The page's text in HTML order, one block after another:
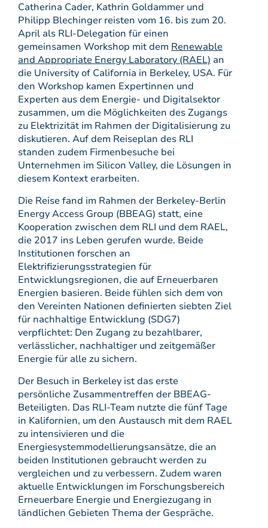
Catherina Cader, Kathrin Goldammer und
Philipp Blechinger reisten vom 16. bis zum 20.
April als RLI-Delegation für einen
gemeinsamen Workshop mit dem Renewable
and Appropriate Energy Laboratory (RAEL) an
die University of California in Berkeley, USA. Für
den Workshop kamen Expertinnen und
Experten aus dem Energie- und Digitalsektor
zusammen, um die Möglichkeiten des Zugangs
zu Elektrizität im Rahmen der Digitalisierung zu
diskutieren. Auf dem Reiseplan des RLI
standen zudem Firmenbesuche bei
Unternehmen im Silicon Valley, die Lösungen in
diesem Kontext erarbeiten.
Die Reise fand im Rahmen der Berkeley-Berlin
Energy Access Group (BBEAG) statt, eine
Kooperation zwischen dem RLI und dem RAEL,
die 2017 ins Leben gerufen wurde. Beide
Institutionen forschen an
Elektrifizierungsstrategien für
Entwicklungsregionen, die auf Erneuerbaren
Energien basieren. Beide fühlen sich dem von
den Vereinten Nationen definierten siebten Ziel
für nachhaltige Entwicklung (SDG7)
verpflichtet: Den Zugang zu bezahlbarer,
verlässlicher, nachhaltiger und zeitgemäßer
Energie für alle zu sichern.
Der Besuch in Berkeley ist das erste
persönliche Zusammentreffen der BBEAG-
Beteiligten. Das RLI-Team nutzte die fünf Tage
in Kalifornien, um den Austausch mit dem RAEL
zu intensivieren und die
Energiesystemmodellierungsansätze, die an
beiden Institutionen gebraucht werden zu
vergleichen und zu verbessern. Zudem waren
aktuelle Entwicklungen im Forschungsbereich
Erneuerbare Energie und Energiezugang in
ländlichen Gebieten Thema der Gespräche.